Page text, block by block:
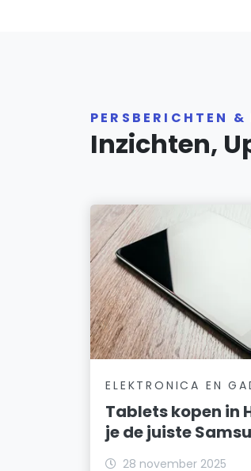
PERSBERICHTEN
Inzichten,
ELEKTRONICA EN
Tablets kopen in
je de juiste
28 november 2025